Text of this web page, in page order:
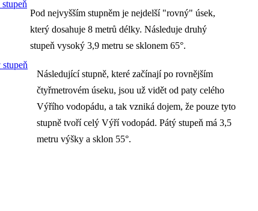
Pod nejvyšším stupněm je nejdelší "rovný" úsek,
který dosahuje 8 metrů délky. Následuje druhý
stupeň vysoký 3,9 metru se sklonem 65°.
Následující stupně, které začínají po rovnějším
čtyřmetrovém úseku, jsou už vidět od paty celého
Výřího vodopádu, a tak vzniká dojem, že pouze tyto
stupně tvoří celý Výří vodopád. Pátý stupeň má 3,5
metru výšky a sklon 55°.